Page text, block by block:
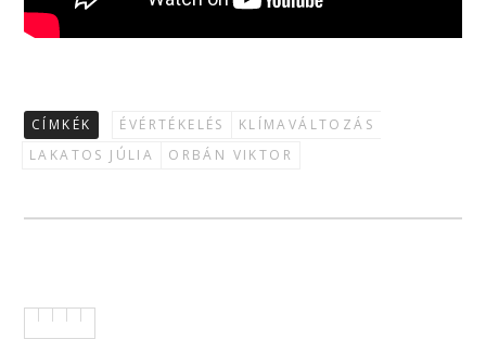
CÍMKÉK ÉVÉRTÉKELÉS
KLÍMAVÁLTOZÁS
LAKATOS JÚLIA
ORBÁN VIKTOR